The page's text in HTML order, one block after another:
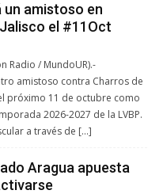
un amistoso en
el #11Oct
Radio / MundoUR).-
amistoso contra Charros de
próximo 11 de octubre como
2026-2027 de la LVBP.
a través de […]
Aragua apuesta